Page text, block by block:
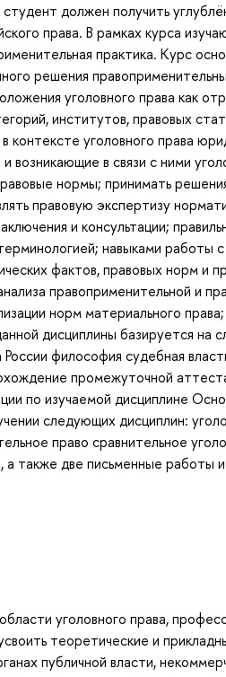
должен получить
права. В рамках курса
практика. Курс
решения
уголовного права как
институтов, правовых
контексте уголовного права
возникающие в связи с ними
нормы; принимать
правовую экспертизу
и консультации;
навыками работы
фактов, правовых норм и
правоприменительной и
норм материального
дисциплины базируется на
философия судебная
промежуточной
по изучаемой дисциплине
следующих дисциплин:
право сравнительное
а также две письменные
уголовного права,
теоретические и
публичной власти,